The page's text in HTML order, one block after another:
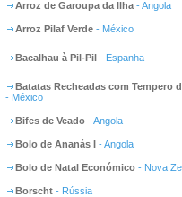
Arroz de Garoupa da Ilha - Angola
Arroz Pilaf Verde - México
Bacalhau à Pil-Pil - Espanha
Batatas Recheadas com Tempero
- México
Bifes de Veado - Angola
Bolo de Ananás I - Angola
Bolo de Natal Económico - Nova
Borscht - Rússia